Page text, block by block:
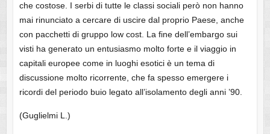
che costose. I serbi di tutte le classi sociali però non hanno
mai rinunciato a cercare di uscire dal proprio Paese, anche
con pacchetti di gruppo low cost. La fine dell’embargo sui
visti ha generato un entusiasmo molto forte e il viaggio in
capitali europee come in luoghi esotici è un tema di
discussione molto ricorrente, che fa spesso emergere i
ricordi del periodo buio legato all’isolamento degli anni ’90.
(Guglielmi L.)